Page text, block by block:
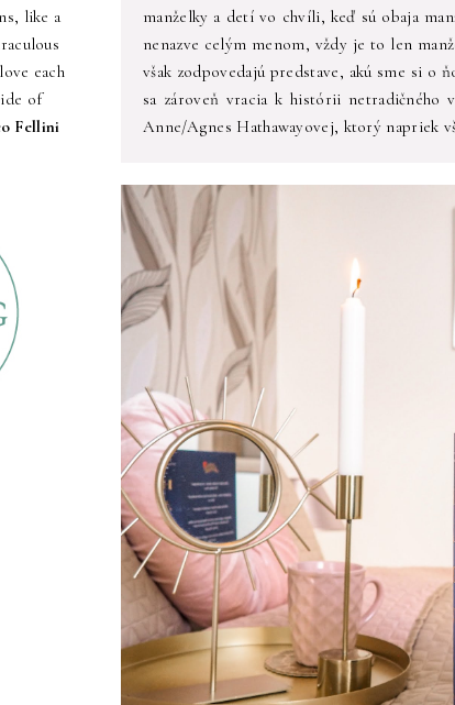
manželky a detí vo chvíli, keď sú obaja
nenazve celým menom, vždy je to len
však zodpovedajú predstave, akú sme si
sa zároveň vracia k histórii netradičného
Anne/Agnes Hathawayovej, ktorý napriek
like a
each
of
Fellini